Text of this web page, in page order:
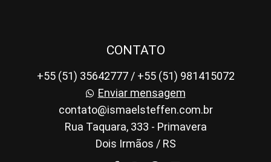
CONTATO
+55 (51) 35642777 / +55 (51) 981415072
Enviar mensagem
contato@ismaelsteffen.com.br
Rua Taquara, 333 - Primavera
Dois Irmãos / RS